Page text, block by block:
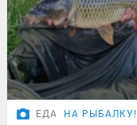
ЕДА НА РЫБАЛКУ!